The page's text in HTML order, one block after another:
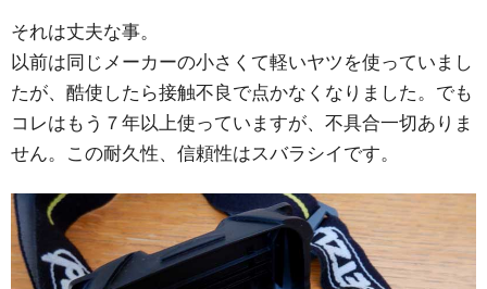
それは丈夫な事。
以前は同じメーカーの小さくて軽いヤツを使っていまし
たが、酷使したら接触不良で点かなくなりました。でも
コレはもう７年以上使っていますが、不具合一切ありま
せん。この耐久性、信頼性はスバラシイです。